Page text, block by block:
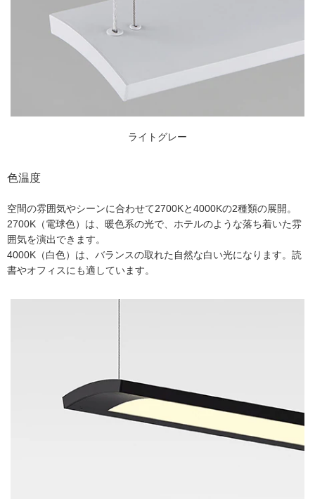
ライトグレー
色温度
空間の雰囲気やシーンに合わせて2700Kと4000Kの2種類の展開。
2700K（電球色）は、暖色系の光で、ホテルのような落ち着いた雰
囲気を演出できます。
4000K（白色）は、バランスの取れた自然な白い光になります。読
書やオフィスにも適しています。